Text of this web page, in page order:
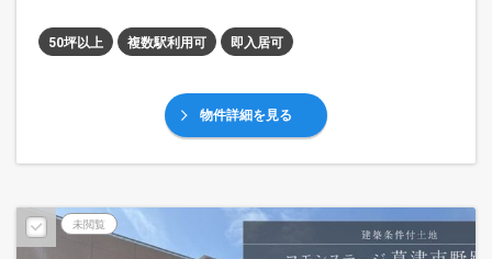
50坪以上 複数駅利用可 即入居可
物件詳細を見る
未閲覧